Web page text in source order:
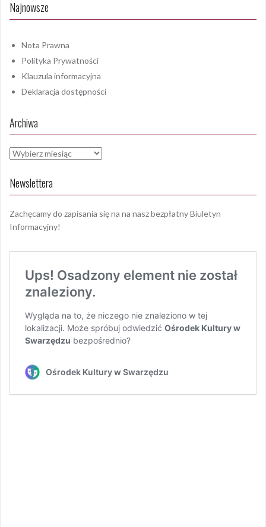
Najnowsze
Nota Prawna
Polityka Prywatności
Klauzula informacyjna
Deklaracja dostępności
Archiwa
Archiwa
Newslettera
Zachęcamy do zapisania się na na nasz bezpłatny Biuletyn
Informacyjny!